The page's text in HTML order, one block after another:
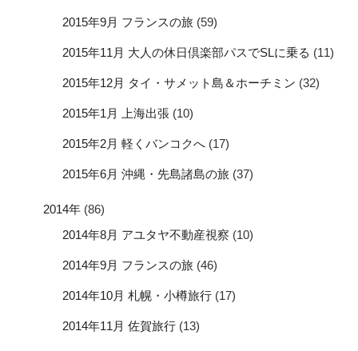
2015年9月 フランスの旅 (59)
2015年11月 大人の休日倶楽部パスでSLに乗る (11)
2015年12月 タイ・サメット島＆ホーチミン (32)
2015年1月 上海出張 (10)
2015年2月 軽くバンコクへ (17)
2015年6月 沖縄・先島諸島の旅 (37)
2014年 (86)
2014年8月 アユタヤ不動産視察 (10)
2014年9月 フランスの旅 (46)
2014年10月 札幌・小樽旅行 (17)
2014年11月 佐賀旅行 (13)